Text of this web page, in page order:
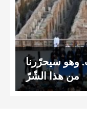
وهو سيحرّرنا
من هذا الشّرّ